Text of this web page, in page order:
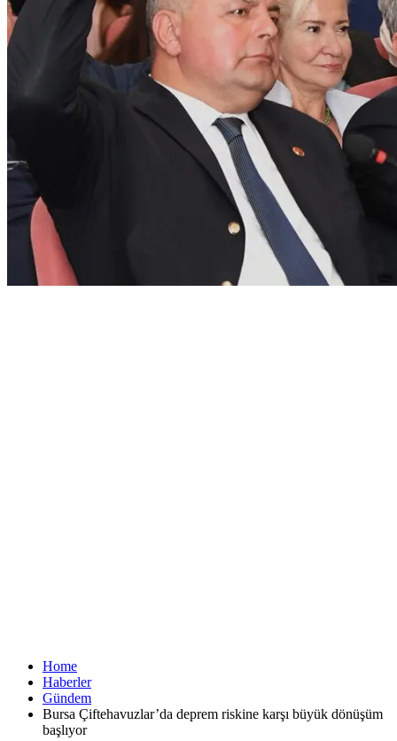
Home
Haberler
Gündem
Bursa Çiftehavuzlar’da deprem riskine karşı büyük dönüşüm
başlıyor